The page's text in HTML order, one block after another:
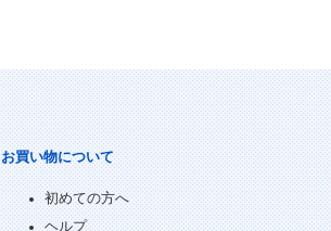
お買い物について
初めての方へ
ヘルプ